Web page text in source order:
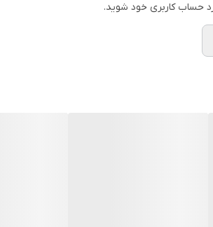
لب پوشش یکنواخت
حساب کاربری خود شوید.